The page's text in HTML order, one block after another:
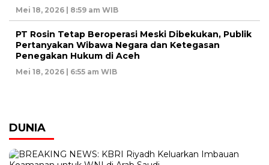
Mei 18, 2026 | 8:59 am WIB
PT Rosin Tetap Beroperasi Meski Dibekukan, Publik
Pertanyakan Wibawa Negara dan Ketegasan
Penegakan Hukum di Aceh
Mei 18, 2026 | 6:55 am WIB
DUNIA